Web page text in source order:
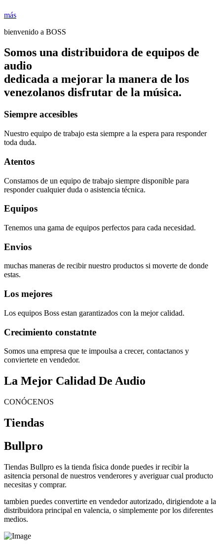
más
bienvenido a BOSS
Somos una distribuidora de equipos de
audio
dedicada a mejorar la manera de los
venezolanos disfrutar de la música.
Siempre accesibles
Nuestro equipo de trabajo esta siempre a la espera para responder
toda duda.
Atentos
Constamos de un equipo de trabajo siempre disponible para
responder cualquier duda o asistencia técnica.
Equipos
Tenemos una gama de equipos perfectos para cada necesidad.
Envios
muchas maneras de recibir nuestro productos si moverte de donde
estas.
Los mejores
Los equipos Boss estan garantizados con la mejor calidad.
Crecimiento constatnte
Somos una empresa que te impoulsa a crecer, contactanos y
conviertete en vendedor.
La Mejor Calidad De Audio
CONÓCENOS
Tiendas
Bullpro
Tiendas Bullpro es la tienda fìsica donde puedes ir recibir la
asitencia personal de nuestros venderores y averiguar cual producto
necesitas y comprar.
tambien puedes convertirte en vendedor autorizado, dirigiendote a la
distribuidora principal en valencia, o simplemente por los diferentes
medios.